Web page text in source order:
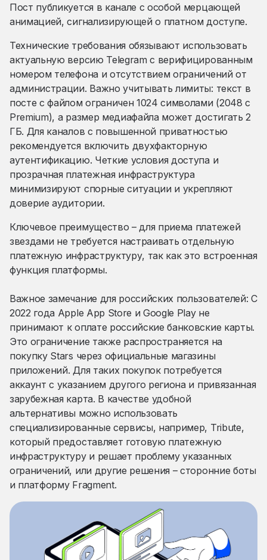
Пост публикуется в канале с особой мерцающей
анимацией, сигнализирующей о платном доступе.
Технические требования обязывают использовать
актуальную версию Telegram с верифицированным
номером телефона и отсутствием ограничений от
администрации. Важно учитывать лимиты: текст в
посте с файлом ограничен 1024 символами (2048 с
Premium), а размер медиафайла может достигать 2
ГБ. Для каналов с повышенной приватностью
рекомендуется включить двухфакторную
аутентификацию. Четкие условия доступа и
прозрачная платежная инфраструктура
минимизируют спорные ситуации и укрепляют
доверие аудитории.
Ключевое преимущество – для приема платежей
звездами не требуется настраивать отдельную
платежную инфраструктуру, так как это встроенная
функция платформы.
Важное замечание для российских пользователей: С
2022 года Apple App Store и Google Play не
принимают к оплате российские банковские карты.
Это ограничение также распространяется на
покупку Stars через официальные магазины
приложений. Для таких покупок потребуется
аккаунт с указанием другого региона и привязанная
зарубежная карта. В качестве удобной
альтернативы можно использовать
специализированные сервисы, например, Tribute,
который предоставляет готовую платежную
инфраструктуру и решает проблему указанных
ограничений, или другие решения – сторонние боты
и платформу Fragment.